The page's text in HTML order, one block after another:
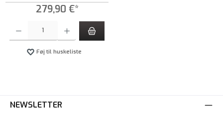
279,90 €*
Føj til huskeliste
NEWSLETTER